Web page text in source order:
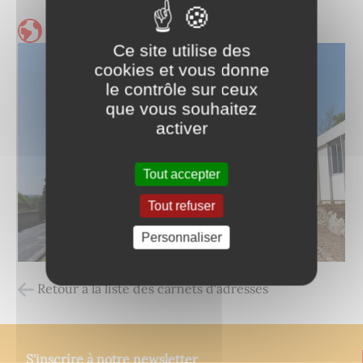
Retour à la liste des carnets d'adresses
S'inscrire à notre newsletter
Ce site utilise des
cookies et vous donne
le contrôle sur ceux
que vous souhaitez
activer
Tout accepter
Tout refuser
Personnaliser